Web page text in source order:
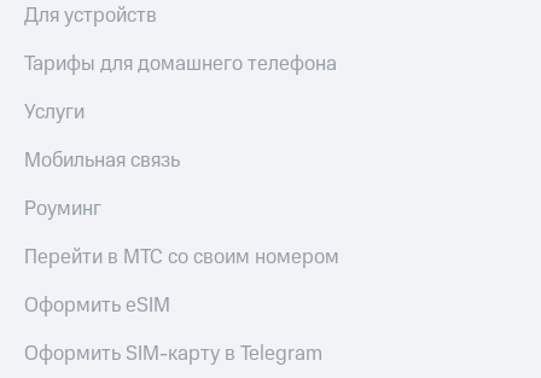
Для устройств
Тарифы для домашнего телефона
Услуги
Мобильная связь
Роуминг
Перейти в МТС со своим номером
Оформить eSIM
Оформить SIM-карту в Telegram